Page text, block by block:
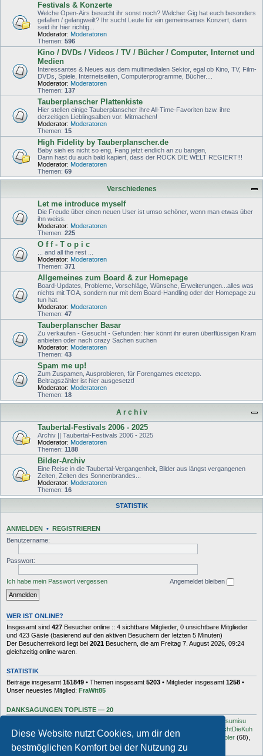
Diese Website nutzt Cookies, um dir den
bestmöglichen Komfort bei der Nutzung zu
Festivals & Konzerte
Welche Open-Airs besucht ihr sonst noch? Welcher Gig hat euch besonders
gefallen / gelangweilt? Ihr sucht Leute für ein gemeinsames Konzert, dann
seid ihr hier richtig...
Moderator: Moderatoren
Themen: 596
Kino / DVDs / Videos / TV / Bücher / Computer, Internet und
Medien
Interessantes & Neues aus dem multimedialen Sektor, egal ob Kino, TV, Film-
DVDs, Spiele, Internetseiten, Computerprogramme, Bücher....
Moderator: Moderatoren
Themen: 137
Tauberplanscher Plattenkiste
Hier stellen einige Tauberplanscher ihre All-Time-Favoriten bzw. ihre
derzeitigen Lieblingsalben vor. Mitmachen!
Moderator: Moderatoren
Themen: 15
High Fidelity by Tauberplanscher.de
Baby sieh es nicht so eng, Fang jetzt endlich an zu bangen,
Dann hast du auch bald kapiert, dass der ROCK DIE WELT REGIERT!!!
Moderator: Moderatoren
Themen: 69
Verschiedenes
Let me introduce myself
Die Freude über einen neuen User ist umso schöner, wenn man etwas über
ihn weiss.
Moderator: Moderatoren
Themen: 225
O f f - T o p i c
... and all the rest ...
Moderator: Moderatoren
Themen: 371
Allgemeines zum Board & zur Homepage
Board-Updates, Probleme, Vorschläge, Wünsche, Erweiterungen...alles was
nichts mit TOA, sondern nur mit dem Board-Handling oder der Homepage zu
tun hat.
Moderator: Moderatoren
Themen: 47
Tauberplanscher Basar
Zu verkaufen - Gesucht - Gefunden: hier könnt ihr euren überflüssigen Kram
anbieten oder nach crazy Sachen suchen
Moderator: Moderatoren
Themen: 43
Spam me up!
Zum Zuspamen, Ausprobieren, für Forengames etcetcpp.
Beitragszähler ist hier ausgesetzt!
Moderator: Moderatoren
Themen: 18
A r c h i v
Taubertal-Festivals 2006 - 2025
Archiv || Taubertal-Festivals 2006 - 2025
Moderator: Moderatoren
Themen: 1188
Bilder-Archiv
Eine Reise in die Taubertal-Vergangenheit, Bilder aus längst vergangenen
Zeiten, Zeiten des Sonnenbrandes...
Moderator: Moderatoren
Themen: 16
STATISTIK
ANMELDEN • REGISTRIEREN
Benutzername:
Passwort:
Ich habe mein Passwort vergessen Angemeldet bleiben
WER IST ONLINE?
Insgesamt sind 427 Besucher online :: 4 sichtbare Mitglieder, 0 unsichtbare Mitglieder
und 423 Gäste (basierend auf den aktiven Besuchern der letzten 5 Minuten)
Der Besucherrekord liegt bei 2021 Besuchern, die am Freitag 7. August 2026, 09:24
gleichzeitig online waren.
STATISTIK
Beiträge insgesamt 151849 • Themen insgesamt 5203 • Mitglieder insgesamt 1258 •
Unser neuestes Mitglied: FraWit85
DANKSAGUNGEN TOPLISTE — 20
sumisu
(125),
Elton (125), Charles_Robotnik (124), markus.whatever
MuhMachtDieKuh
(94),Pommes(91),rulaman(80),Hooge(77),Öröc(71),zokker000 vfbler (68),
Janaldo(65),unkow(65),häxe(56),DocBrown(56)